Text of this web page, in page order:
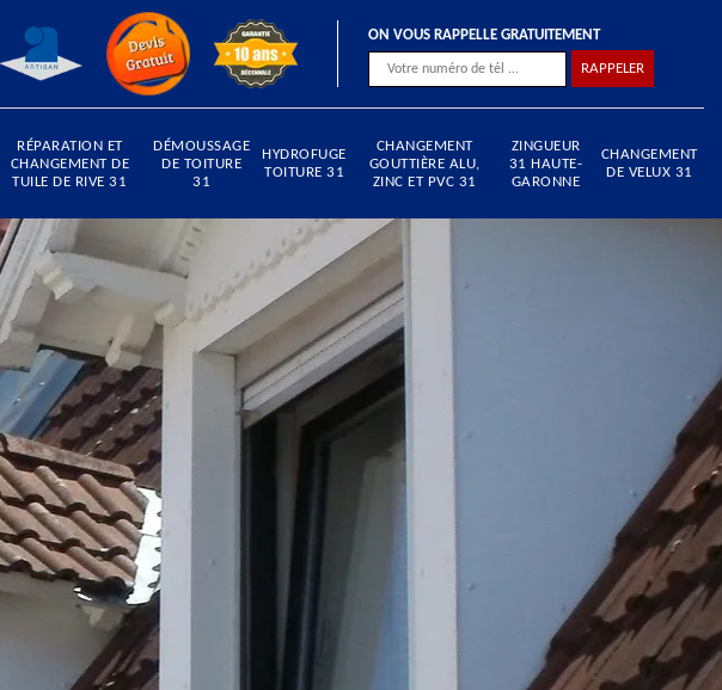
ON VOUS RAPPELLE GRATUITEMENT
RÉPARATION ET
CHANGEMENT DE
TUILE DE RIVE 31
DÉMOUSSAGE
DE TOITURE
31
HYDROFUGE
TOITURE 31
CHANGEMENT
GOUTTIÈRE ALU,
ZINC ET PVC 31
ZINGUEUR
31 HAUTE-
GARONNE
CHANGEMENT
DE VELUX 31